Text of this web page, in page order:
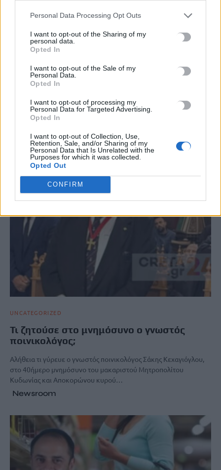
Personal Data Processing Opt Outs
I want to opt-out of the Sharing of my
personal data.
Opted In
I want to opt-out of the Sale of my
Personal Data.
Opted In
I want to opt-out of processing my
Personal Data for Targeted Advertising.
Opted In
I want to opt-out of Collection, Use,
Retention, Sale, and/or Sharing of my
Personal Data that Is Unrelated with the
Purposes for which it was collected.
Opted Out
CONFIRM
TRENDING
UNCATEGORIZED
Τι ζητούσε στο μνημόσυνο ο γνωστός
ποινικολόγος;
Αλήθεια τι γύρευε ο γνωστός ποινικολόγος Σάκης Κεχαγιόγλου,
στο 40ήμερο μνημόσυνο του μακαριστού Μητροπολίτου
Κυδωνίας και Αποκορώνου κυρού…
Newsroom